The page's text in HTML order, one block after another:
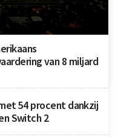
van 8 miljard
54 procent dankzij
Switch 2